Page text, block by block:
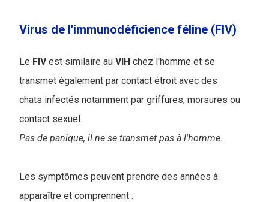
Virus de l'immunodéficience féline (FIV)
Le FIVest similaire au VIH chez l'homme et se
transmet également par contact étroit avec des
chats infectés notamment par griffures, morsures ou
contact sexuel.
Pas de panique, il ne se transmet pas à l'homme.
Les symptômes peuvent prendre des années à
apparaître et comprennent :